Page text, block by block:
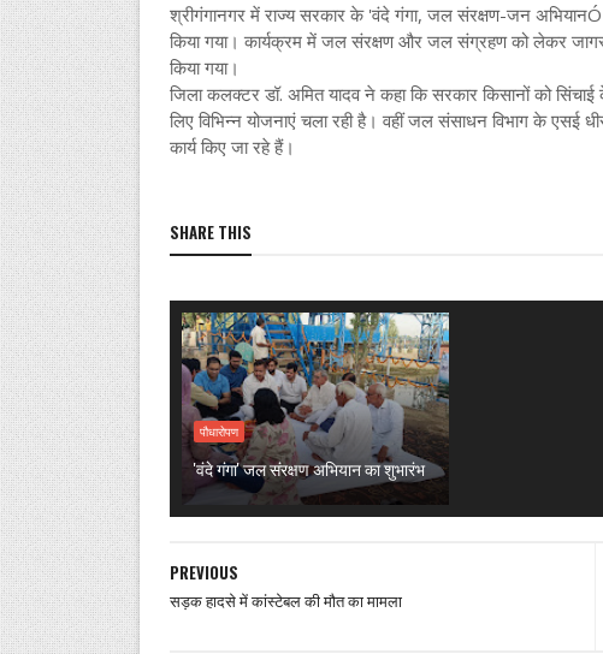
श्रीगंगानगर में राज्य सरकार के 'वंदे गंगा, जल संरक्षण-जन
किया गया। कार्यक्रम में जल संरक्षण और जल संग्रहण को लेकर
किया गया।
जिला कलक्टर डॉ. अमित यादव ने कहा कि सरकार किसानों को
लिए विभिन्न योजनाएं चला रही है। वहीं जल संसाधन विभाग के एसई
कार्य किए जा रहे हैं।
SHARE THIS
पौधारोपण
'वंदे गंगा' जल संरक्षण अभियान का शुभारंभ
PREVIOUS
सड़क हादसे में कांस्टेबल की मौत का मामला